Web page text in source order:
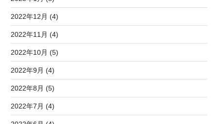
2022年12月 (4)
2022年11月 (4)
2022年10月 (5)
2022年9月 (4)
2022年8月 (5)
2022年7月 (4)